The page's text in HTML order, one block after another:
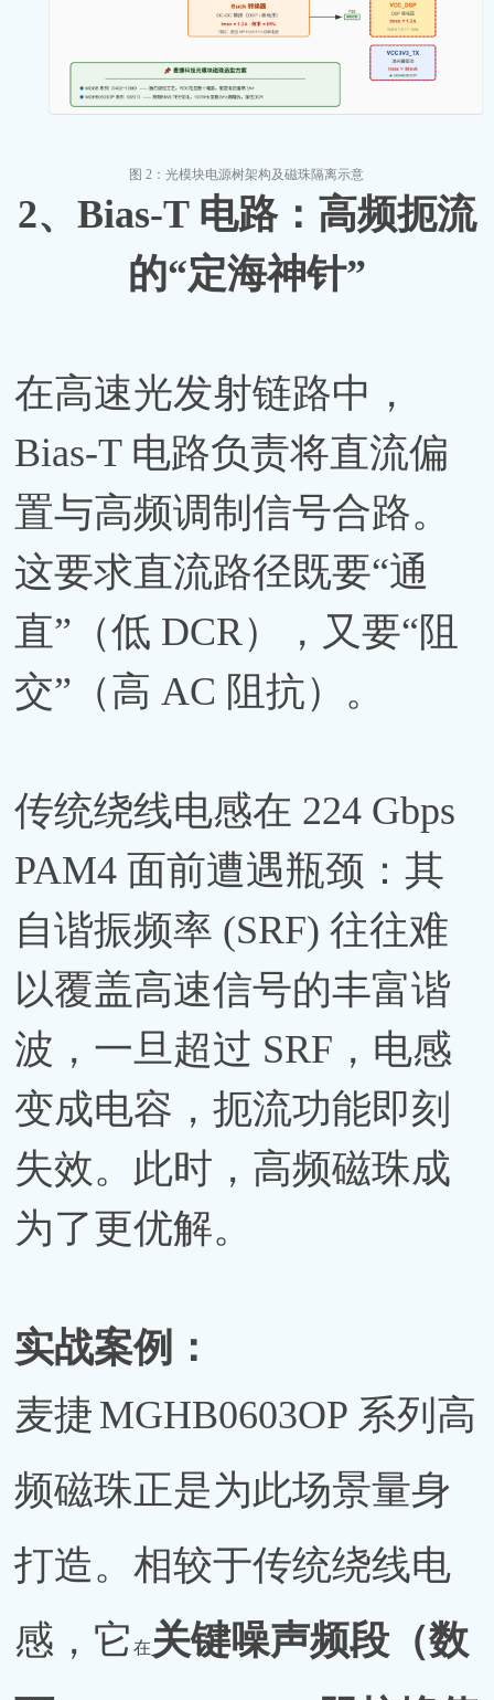
图 2：光模块电源树架构及磁珠隔离示意
2、 Bias-T 电路：高频扼流
的“定海神针”
在高速光发射链路中，
Bias-T 电路负责将直流偏
置与高频调制信号合路。
这要求直流路径既要“通
直”（低 DCR），又要“阻
交”（高 AC 阻抗）。
传统绕线电感在 224 Gbps
PAM4 面前遭遇瓶颈：其
自谐振频率 (SRF) 往往难
以覆盖高速信号的丰富谐
波，一旦超过 SRF，电感
变成电容，扼流功能即刻
失效。此时，高频磁珠成
为了更优解。
实战案例：
麦捷 MGHB0603OP 系列高
频磁珠正是为此场景量身
打造。相较于传统绕线电
感，它在 关键噪声频段（数